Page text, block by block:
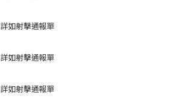
詳如射擊通報單
詳如射擊通報單
詳如射擊通報單